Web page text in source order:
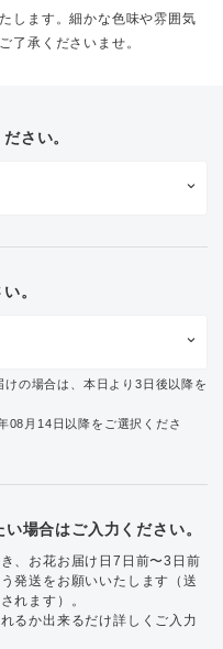
します。細かな色味や雰囲気
了承くださいませ。
さい。
。
の場合は、本日より3日後以降を
08月14日以降をご選択くださ
場合はご入力ください。
、お花お届け日7日前〜3日前
発送をお願いいたします（送
れます）。
るか出来るだけ詳しくご入力